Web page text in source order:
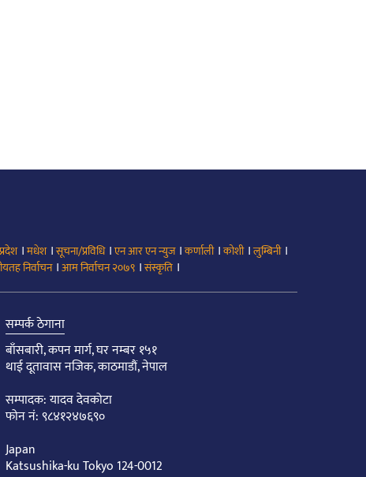
प्रदेश।मधेश।सूचना/प्रविधि।एन आर एन न्युज।कर्णाली।कोशी।लुम्बिनी।
निर्वाचन।आम निर्वाचन २०७९ ।संस्कृति ।
सम्पर्क ठेगाना
बाँसबारी, कपन मार्ग, घर नम्बर १५१
थाई दूतावास नजिक, काठमाडौं, नेपाल
सम्पादक: यादव देवकोटा
फोन नं: ९८४१२४७६९०
Japan
Katsushika-ku Tokyo 124-0012